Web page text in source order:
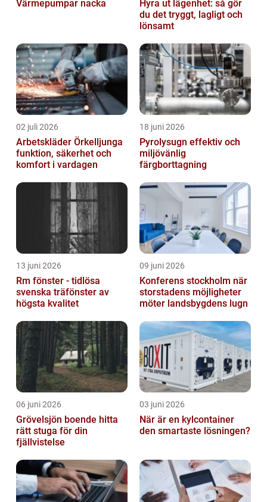
Värmepumpar nacka
Hyra ut lägenhet: så gör
du det tryggt, lagligt och
lönsamt
02 juli 2026
Arbetskläder Örkelljunga
funktion, säkerhet och
komfort i vardagen
18 juni 2026
Pyrolysugn effektiv och
miljövänlig
färgborttagning
13 juni 2026
Rm fönster - tidlösa
svenska träfönster av
högsta kvalitet
09 juni 2026
Konferens stockholm när
storstadens möjligheter
möter landsbygdens lugn
06 juni 2026
Grövelsjön boende hitta
rätt stuga för din
fjällvistelse
03 juni 2026
När är en kylcontainer
den smartaste lösningen?